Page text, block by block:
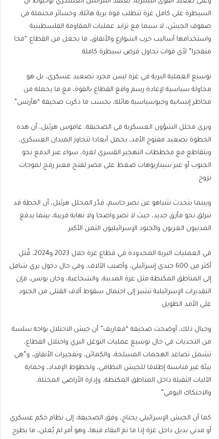
السيطرة على كامل غزة تتطلب قوة برية هائلة، وخسائر محتملة في
صفوف الجيش، لا سيما مع تزايد عمليات المقاومة الفلسطينية
واستخدامها أساليب حرب الشوارع والأنفاق، ما يجعل من القطاع “فخا
متفجرا” لأي قوات تحاول فرض سيطرة كاملة.
توسيع العملية البرية في غزة ليس مجرد تصعيد عسكري، بل هو
محاولة سياسية لإعادة رسم واقع القطاع بالقوة، مع ما يحمله من
مخاطر إنسانية وجيوسياسية هائلة، بحسب ما ذكرت صحيفة “هآرتس”.
ويرى محلل الشؤون العسكرية في الصحيفة، عاموس هرئيل، أن هذه
الخطوة تصعيد مفتوح الأمد، يحمل أبعادا تتجاوز الميدان العسكري،
ويتقاطع مع مخططات التهجير القسري لغزة، سواء عبر الدفع نحو
الجنوب أو عبر سيناريوهات ضغط على مصر لفتح معبر رفح لموجات
نزوح.
وبينما يتحدث نتنياهو عن نصر حاسم، قدّر المحلل هرئيل، أن الخطة قد
تنزلق نحو مأزق جديد، حيث لا نصر واضحا ولا نهاية قريبة، بينما يدفع
المدنيون الغزيون والجنود الإسرائيليون الثمن الأكبر.
في العمليات البرية المحدودة في قطاع غزة خلال 2023 و2024، قُتل
أكثر من 600 جندي إسرائيلي، وأصيب الآلاف، وفي حال دخول بري شامل
إلى المناطق المكتظة مثل غزة المدينة، والشجاعية، وخان يونس، فإن
التقديرات الإسرائيلية تشير إلى احتمال سقوط آلاف القتلى من الجنود
على الأمد الطويل.
وحيال ذلك، أوضحت صحيفة “معاريف” أن جيش الاحتلال يواجه سلسة
من التحديات في حال توسيع عمليات التوغل البري واحتلال القطاع،
تشمل تصاعد الهجمات المسلحة، والكمائن، وتفجيرات الأنفاق، و”هي
بيئة غير مناسبة إطلاقا للجيش النظامي، ولخطوط الإمداد، وحماية
الآليات الثقيلة داخل المناطق المكتظة، وإدارة الأراضي المحتلة،
والاحتكاك اليومي”.
كما أن الجيش الإسرائيلي يحتاج، وفق الصحيفة، إلى نظام حكم عسكري
أو مدني بديل داخل غزة إذا ما تم البقاء فيها، وهو أمر لم يُعلن، ما يطرح